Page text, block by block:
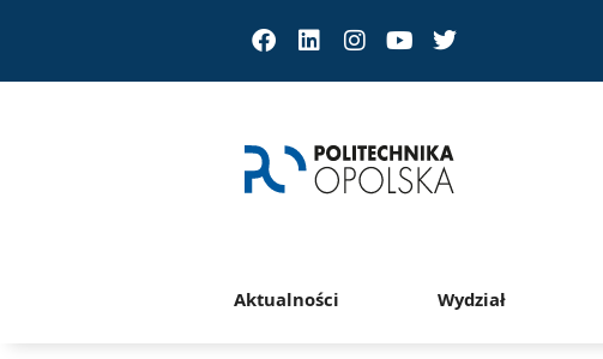
Facebook
LinkedinInstagram
YoutubeTwitter
Aktualności Wydział